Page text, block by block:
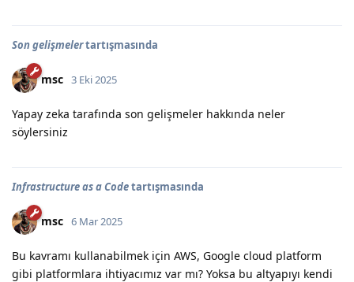
Son gelişmelertartışmasında
msc 3 Eki 2025
Yapay zeka tarafında son gelişmeler hakkında neler
söylersiniz
Infrastructure as a Codetartışmasında
msc 6 Mar 2025
Bu kavramı kullanabilmek için AWS, Google cloud platform
gibi platformlara ihtiyacımız var mı? Yoksa bu altyapıyı kendi